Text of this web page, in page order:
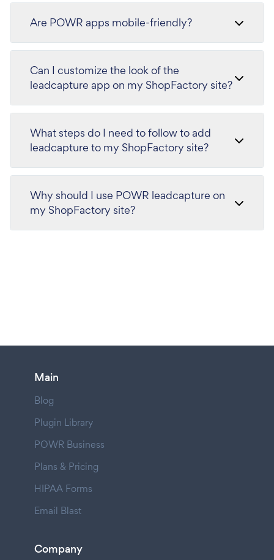
Are POWR apps mobile-friendly?
Can I customize the look of the
leadcapture app on my ShopFactory site?
What steps do I need to follow to add
leadcapture to my ShopFactory site?
Why should I use POWR leadcapture on
my ShopFactory site?
Main
Blog
Plugin Library
POWR Business
Plans & Pricing
HIPAA Forms
Email Blast
Company